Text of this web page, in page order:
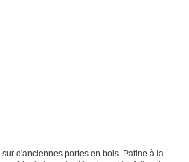
d'anciennes portes en bois. Patine à la